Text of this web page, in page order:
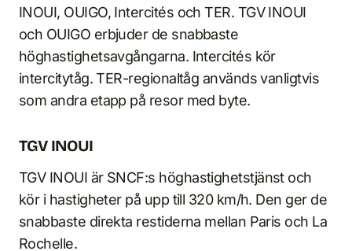
INOUI, OUIGO, Intercités och TER. TGV INOUI
och OUIGO erbjuder de snabbaste
höghastighetsavgångarna. Intercités kör
intercitytåg. TER-regionaltåg används vanligtvis
som andra etapp på resor med byte.
TGV INOUI
TGV INOUI är SNCF:s höghastighetstjänst och
kör i hastigheter på upp till 320 km/h. Den ger de
snabbaste direkta restiderna mellan Paris och La
Rochelle.